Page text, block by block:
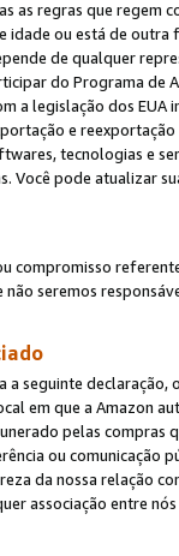
as regras que regem
idade ou está de
de qualquer
do Programa
a legislação dos
e
tecnologias e
Você pode atualizar
compromisso
seremos
a seguinte
em que a Amazon
pelas
ou comunicação
da nossa relação
associação entre